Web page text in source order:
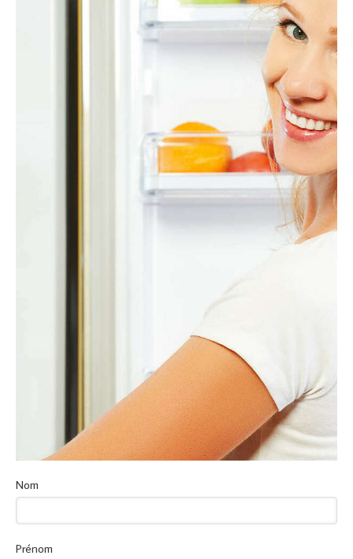
Nom
Prénom